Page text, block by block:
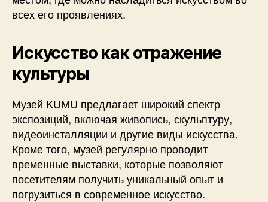
всех его проявлениях.
Искусство как отражение
культуры
Музей KUMU предлагает широкий спектр
экспозиций, включая живопись, скульптуру,
видеоинсталляции и другие виды искусства.
Кроме того, музей регулярно проводит
временные выставки, которые позволяют
посетителям получить уникальный опыт и
погрузиться в современное искусство.